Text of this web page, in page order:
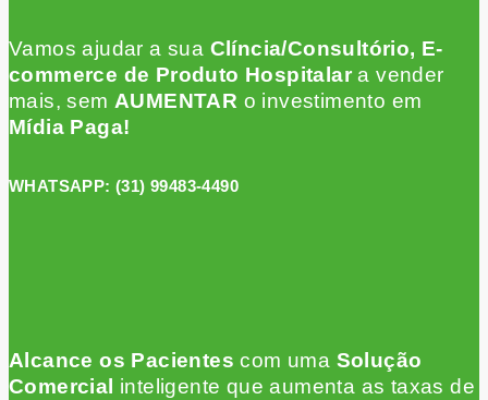
Vamos ajudar a sua Clíncia/Consultório, E-
commerce de Produto Hospitalar a vender
mais, sem AUMENTAR o investimento em
Mídia Paga!
WHATSAPP: (31) 99483-4490
Alcance os Pacientescom uma Solução
Comercial inteligente que aumenta as taxas de